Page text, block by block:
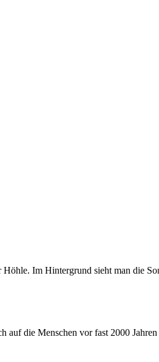
auf die Menschen vor fast 2000